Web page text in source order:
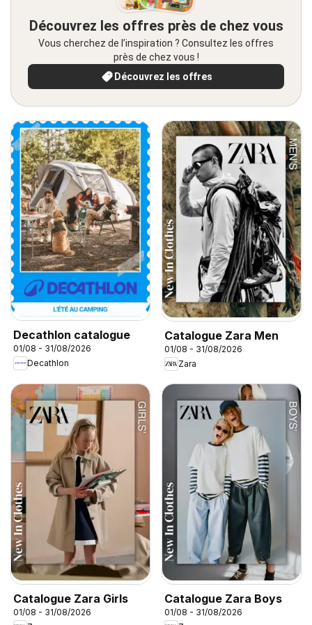
Découvrez les offres près de chez vous
Vous cherchez de l’inspiration ? Consultez les offres
près de chez vous !
Découvrez les offres
Decathlon catalogue
01/08 - 31/08/2026
Decathlon
Catalogue Zara Men
01/08 - 31/08/2026
Zara
Catalogue Zara Girls
01/08 - 31/08/2026
Catalogue Zara Boys
01/08 - 31/08/2026